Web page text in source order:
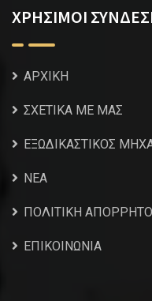
ΧΡΗΣΙΜΟΙ
ΑΡΧΙΚΗ
ΣΧΕΤΙΚΑ ΜΕ ΜΑΣ
ΕΞΩΔΙΚΑΣΤΙΚΟΣ
NEA
ΠΟΛΙΤΙΚΗ
ΕΠΙΚΟΙΝΩΝΙΑ